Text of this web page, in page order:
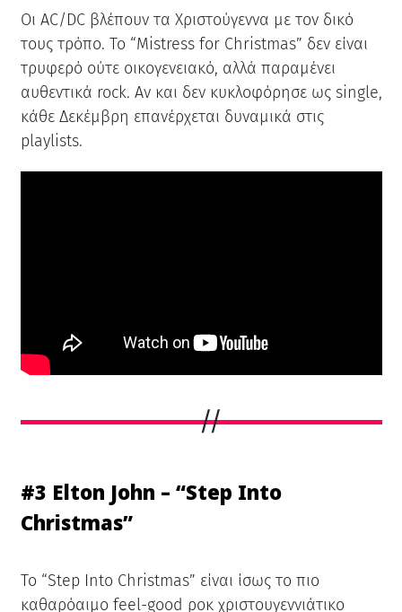
Οι AC/DC βλέπουν τα Χριστούγεννα με τον δικό
τους τρόπο. Το “Mistress for Christmas” δεν είναι
τρυφερό ούτε οικογενειακό, αλλά παραμένει
αυθεντικά rock. Αν και δεν κυκλοφόρησε ως single,
κάθε Δεκέμβρη επανέρχεται δυναμικά στις
playlists.
#3 Elton John – “Step Into
Christmas”
Το “Step Into Christmas” είναι ίσως το πιο
καθαρόαιμο feel-good ροκ χριστουγεννιάτικο